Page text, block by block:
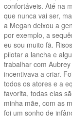
confortáveis. Até na
que nunca vai ser,
a Megan deixou a
por exemplo, a
eu sou muito fã.
pilotar a lancha e
trabalhar com
incentivava a criar.
todos os atores e a
favorita, todas elas
minha mãe, com as
foi um sonho de